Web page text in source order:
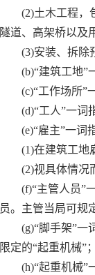
(2)土木工程，包
隧道、高架桥以及
(3)安装、拆除预
(b)“建筑工地”一
(c)“工作场所”一
(d)“工人”一词
(e)“雇主”一词指
(1)在建筑工地雇
(2)视具体情况而
(f)“主管人员”一
员。主管当局可规
(g)“脚手架”一词
限定的“起重机械”；
(h)“起重机械”一